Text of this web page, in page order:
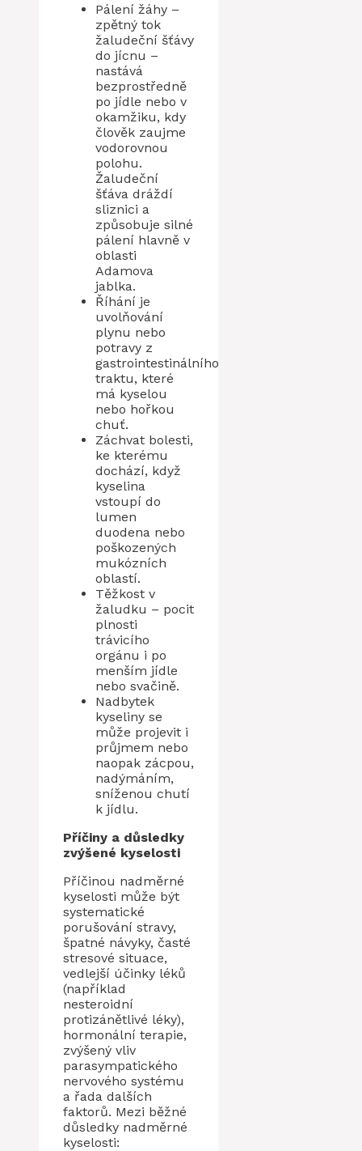
Pálení žáhy –
zpětný tok
žaludeční šťávy
do jícnu –
nastává
bezprostředně
po jídle nebo v
okamžiku, kdy
člověk zaujme
vodorovnou
polohu.
Žaludeční
šťáva dráždí
sliznici a
způsobuje silné
pálení hlavně v
oblasti
Adamova
jablka.
Říhání je
uvolňování
plynu nebo
potravy z
gastrointestinálního
traktu, které
má kyselou
nebo hořkou
chuť.
Záchvat bolesti,
ke kterému
dochází, když
kyselina
vstoupí do
lumen
duodena nebo
poškozených
mukózních
oblastí.
Těžkost v
žaludku – pocit
plnosti
trávicího
orgánu i po
menším jídle
nebo svačině.
Nadbytek
kyseliny se
může projevit i
průjmem nebo
naopak zácpou,
nadýmáním,
sníženou chutí
k jídlu.
Příčiny a důsledky
zvýšené kyselosti
Příčinou nadměrné
kyselosti může být
systematické
porušování stravy,
špatné návyky, časté
stresové situace,
vedlejší účinky léků
(například
nesteroidní
protizánětlivé léky),
hormonální terapie,
zvýšený vliv
parasympatického
nervového systému
a řada dalších
faktorů. Mezi běžné
důsledky nadměrné
kyselosti: